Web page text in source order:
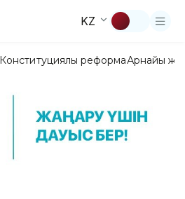
KZ
Конституциялық реформаАрнайы